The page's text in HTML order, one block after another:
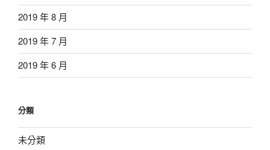
2019 年 8 月
2019 年 7 月
2019 年 6 月
分類
未分類